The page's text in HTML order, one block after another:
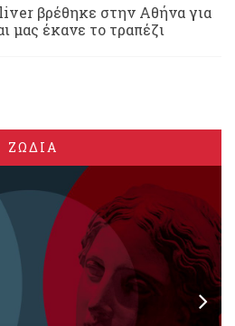
βρέθηκε στην Αθήνα για
μας έκανε το τραπέζι
ΖΩΔΙΑ